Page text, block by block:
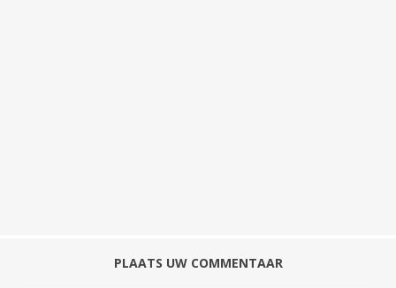
PLAATS UW COMMENTAAR